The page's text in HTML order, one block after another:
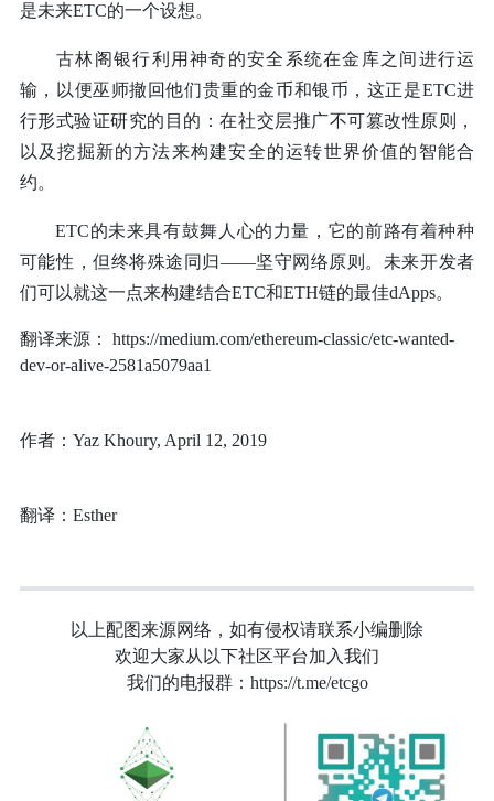
是未来ETC的一个设想。
古林阁银行利用神奇的安全系统在金库之间进行运
输，以便巫师撤回他们贵重的金币和银币，这正是ETC进
行形式验证研究的目的：在社交层推广不可篡改性原则，
以及挖掘新的方法来构建安全的运转世界价值的智能合
约。
ETC的未来具有鼓舞人心的力量，它的前路有着种种
可能性，但终将殊途同归——坚守网络原则。未来开发者
们可以就这一点来构建结合ETC和ETH链的最佳dApps。
翻译来源：
https://medium.com/ethereum-classic/etc-wanted-
dev-or-alive-2581a5079aa1
作者：Yaz Khoury, April 12, 2019
翻译：Esther
以上配图来源网络，如有侵权请联系小编删除
欢迎大家从以下社区平台加入我们
我们的电报群：https://t.me/etcgo